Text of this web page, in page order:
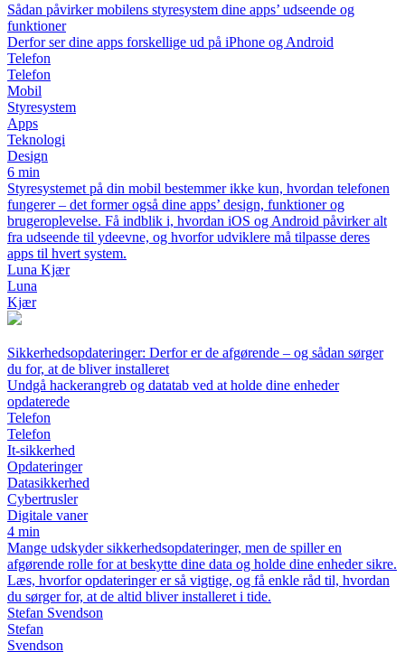
Sådan påvirker mobilens styresystem dine apps’ udseende og
funktioner
Derfor ser dine apps forskellige ud på iPhone og Android
Telefon
Telefon
Mobil
Styresystem
Apps
Teknologi
Design
6 min
Styresystemet på din mobil bestemmer ikke kun, hvordan telefonen
fungerer – det former også dine apps’ design, funktioner og
brugeroplevelse. Få indblik i, hvordan iOS og Android påvirker alt
fra udseende til ydeevne, og hvorfor udviklere må tilpasse deres
apps til hvert system.
Luna Kjær
Luna
Kjær
Sikkerhedsopdateringer: Derfor er de afgørende – og sådan sørger
du for, at de bliver installeret
Undgå hackerangreb og datatab ved at holde dine enheder
opdaterede
Telefon
Telefon
It-sikkerhed
Opdateringer
Datasikkerhed
Cybertrusler
Digitale vaner
4 min
Mange udskyder sikkerhedsopdateringer, men de spiller en
afgørende rolle for at beskytte dine data og holde dine enheder sikre.
Læs, hvorfor opdateringer er så vigtige, og få enkle råd til, hvordan
du sørger for, at de altid bliver installeret i tide.
Stefan Svendson
Stefan
Svendson